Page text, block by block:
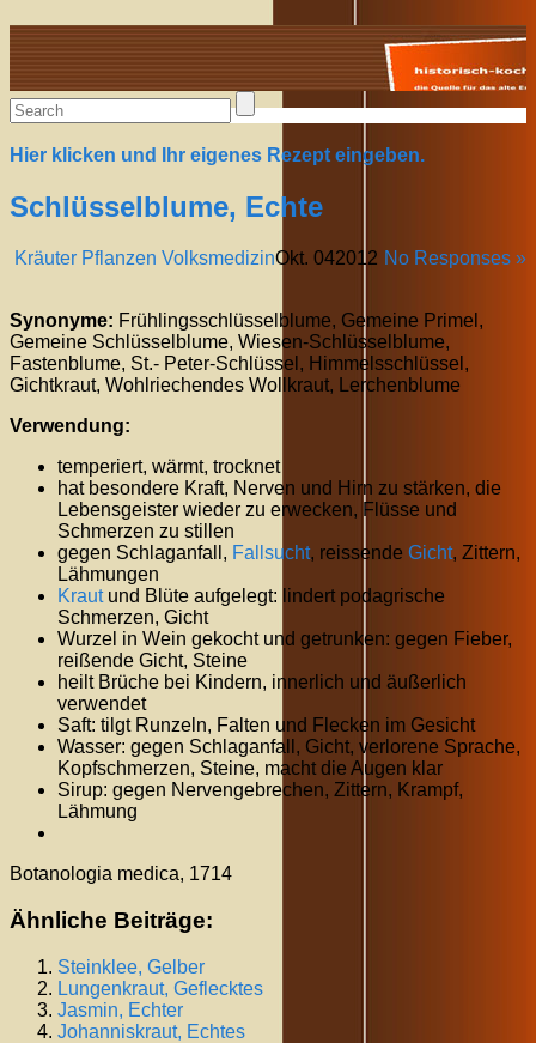
Alte Rezepte online
Hier klicken und Ihr eigenes Rezept eingeben.
Schlüsselblume, Echte
Kräuter Pflanzen Volksmedizin No Responses »
Okt. 042012
Synonyme: Frühlingsschlüsselblume, Gemeine Primel,
Gemeine Schlüsselblume, Wiesen-Schlüsselblume,
Fastenblume, St.- Peter-Schlüssel, Himmelsschlüssel,
Gichtkraut, Wohlriechendes Wollkraut, Lerchenblume
Verwendung:
temperiert, wärmt, trocknet
hat besondere Kraft, Nerven und Hirn zu stärken, die
Lebensgeister wieder zu erwecken, Flüsse und
Schmerzen zu stillen
gegen Schlaganfall, Fallsucht, reissende Gicht, Zittern,
Lähmungen
Krautund Blüte aufgelegt: lindert podagrische
Schmerzen, Gicht
Wurzel in Wein gekocht und getrunken: gegen Fieber,
reißende Gicht, Steine
heilt Brüche bei Kindern, innerlich und äußerlich
verwendet
Saft: tilgt Runzeln, Falten und Flecken im Gesicht
Wasser: gegen Schlaganfall, Gicht, verlorene Sprache,
Kopfschmerzen, Steine, macht die Augen klar
Sirup: gegen Nervengebrechen, Zittern, Krampf,
Lähmung
Botanologia medica, 1714
Ähnliche Beiträge:
Steinklee, Gelber
Lungenkraut, Geflecktes
Jasmin, Echter
Johanniskraut, Echtes